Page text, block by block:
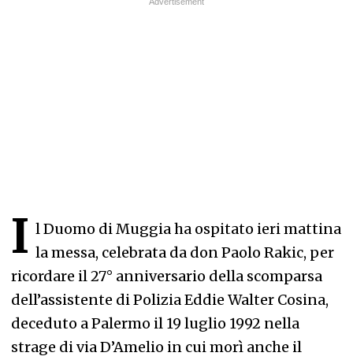
I l Duomo di Muggia ha ospitato ieri mattina
la messa, celebrata da don Paolo Rakic, per
ricordare il 27° anniversario della scomparsa
dell’assistente di Polizia Eddie Walter Cosina,
deceduto a Palermo il 19 luglio 1992 nella
strage di via D’Amelio in cui morì anche il